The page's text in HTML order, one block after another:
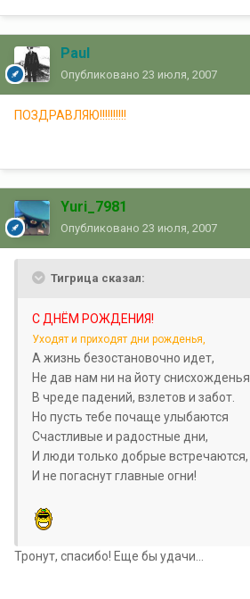
Paul
Опубликовано 23 июля, 2007
ПОЗДРАВЛЯЮ!!!!!!!!!!
Yuri_7981
Опубликовано 23 июля, 2007
Тигрица сказал:
С ДНЁМ РОЖДЕНИЯ!
Уходят и приходят дни рожденья,
А жизнь безостановочно идет,
Не дав нам ни на йоту снисхожденья
В чреде падений, взлетов и забот.
Но пусть тебе почаще улыбаются
Счастливые и радостные дни,
И люди только добрые встречаются,
И не погаснут главные огни!
Тронут, спасибо! Еще бы удачи...